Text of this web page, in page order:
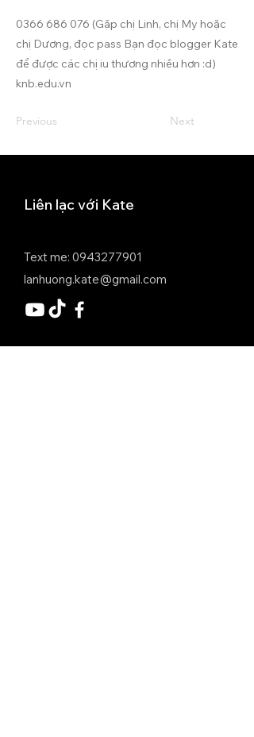
0366 686 076 (Gặp chị Linh, chị My hoặc
chị Dương, đọc pass Bạn đọc blogger Kate
để được các chị iu thương nhiều hơn :d)
knb.edu.vn
Previous Next
Liên lạc với Kate
Text me: 0943277901
lanhuong.kate@gmail.com